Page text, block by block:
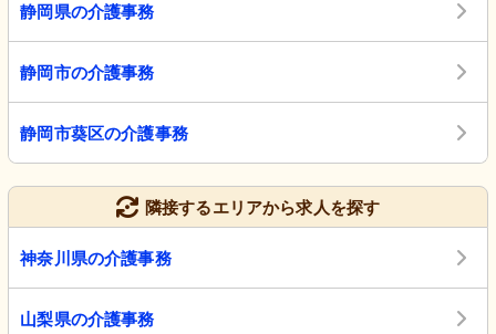
静岡県の介護事務
静岡市の介護事務
静岡市葵区の介護事務
隣接するエリアから求人を探す
神奈川県の介護事務
山梨県の介護事務